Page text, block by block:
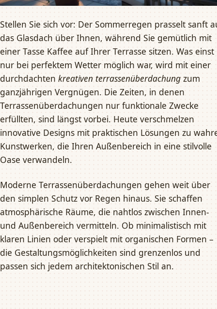
Stellen Sie sich vor: Der Sommerregen prasselt sanft
das Glasdach über Ihnen, während Sie gemütlich mit
einer Tasse Kaffee auf Ihrer Terrasse sitzen. Was einst
nur bei perfektem Wetter möglich war, wird mit einer
durchdachten kreativen terrassenüberdachung zum
ganzjährigen Vergnügen. Die Zeiten, in denen
Terrassenüberdachungen nur funktionale Zwecke
erfüllten, sind längst vorbei. Heute verschmelzen
innovative Designs mit praktischen Lösungen zu
Kunstwerken, die Ihren Außenbereich in eine stilvolle
Oase verwandeln.
Moderne Terrassenüberdachungen gehen weit über
den simplen Schutz vor Regen hinaus. Sie schaffen
atmosphärische Räume, die nahtlos zwischen Innen-
und Außenbereich vermitteln. Ob minimalistisch mit
klaren Linien oder verspielt mit organischen Formen –
die Gestaltungsmöglichkeiten sind grenzenlos und
passen sich jedem architektonischen Stil an.